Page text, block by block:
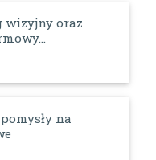
oraz
na